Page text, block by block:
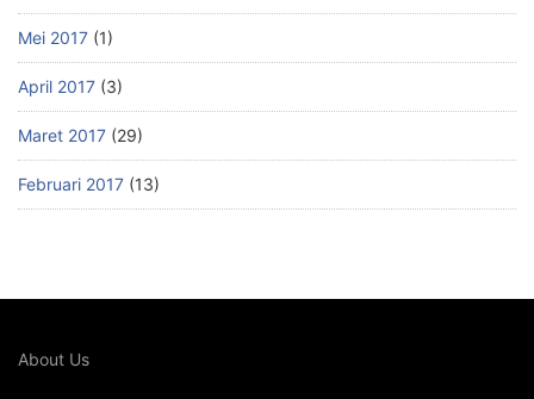
Mei 2017 (1)
April 2017 (3)
Maret 2017 (29)
Februari 2017 (13)
About Us